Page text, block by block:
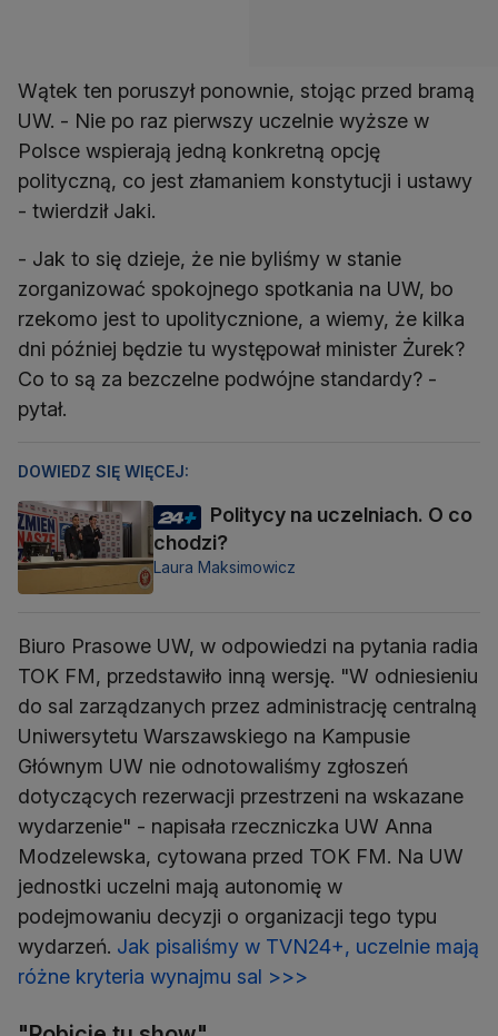
Wątek ten poruszył ponownie, stojąc przed bramą
UW. - Nie po raz pierwszy uczelnie wyższe w
Polsce wspierają jedną konkretną opcję
polityczną, co jest złamaniem konstytucji i ustawy
- twierdził Jaki.
- Jak to się dzieje, że nie byliśmy w stanie
zorganizować spokojnego spotkania na UW, bo
rzekomo jest to upolitycznione, a wiemy, że kilka
dni później będzie tu występował minister Żurek?
Co to są za bezczelne podwójne standardy? -
pytał.
DOWIEDZ SIĘ WIĘCEJ:
Politycy na uczelniach. O co
chodzi?
Laura Maksimowicz
Biuro Prasowe UW, w odpowiedzi na pytania radia
TOK FM, przedstawiło inną wersję. "W odniesieniu
do sal zarządzanych przez administrację centralną
Uniwersytetu Warszawskiego na Kampusie
Głównym UW nie odnotowaliśmy zgłoszeń
dotyczących rezerwacji przestrzeni na wskazane
wydarzenie" - napisała rzeczniczka UW Anna
Modzelewska, cytowana przed TOK FM. Na UW
jednostki uczelni mają autonomię w
podejmowaniu decyzji o organizacji tego typu
wydarzeń. Jak pisaliśmy w TVN24+, uczelnie mają
różne kryteria wynajmu sal >>>